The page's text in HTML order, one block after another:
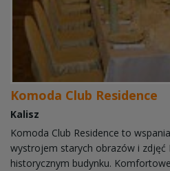
Komoda Club Residence
Kalisz
Komoda Club Residence to
wystrojem starych obrazów i zdjęć
historycznym budynku.